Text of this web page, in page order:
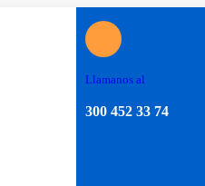
Llamanos al
300 452 33 74